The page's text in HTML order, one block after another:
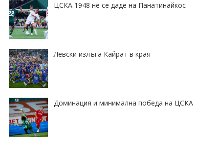
ЦСКА 1948 не се даде на Панатинайкос
Левски излъга Кайрат в края
Доминация и минимална победа на ЦСКА